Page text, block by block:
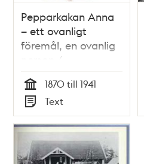
Pepparkakan Anna
– ett ovanligt
föremål, en ovanlig
person /
artikelförfattare:
Katinka Bergvall
Tid
1870 till 1941
Typ
Text